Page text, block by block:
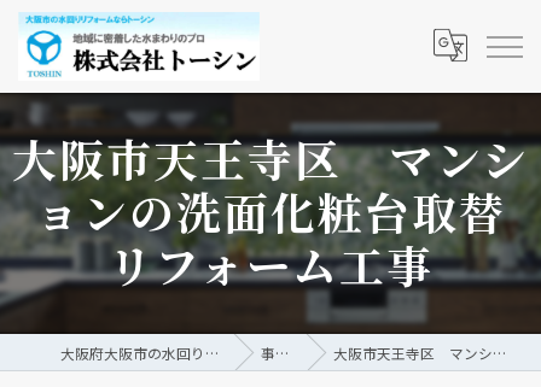
大阪市天王寺区 マンシ
ョンの洗面化粧台取替
リフォーム工事
大阪府大阪市の水回りリフォームなら株式会社トーシン 事例/ブログ 大阪市天王寺区 マンションの洗面化粧台取替リフォーム工事